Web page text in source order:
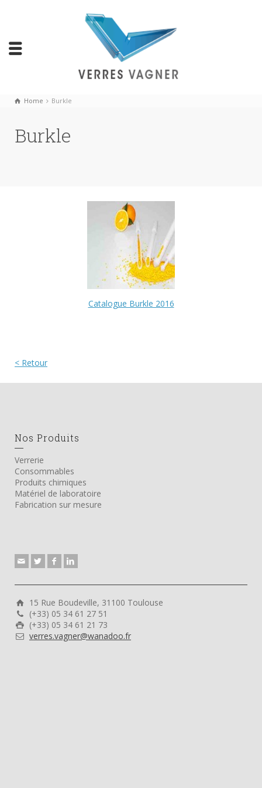
Home Burkle
Burkle
Catalogue Burkle 2016
< Retour
Nos Produits
Verrerie
Consommables
Produits chimiques
Matériel de laboratoire
Fabrication sur mesure
15 Rue Boudeville, 31100 Toulouse
(+33) 05 34 61 27 51
(+33) 05 34 61 21 73
verres.vagner@wanadoo.fr